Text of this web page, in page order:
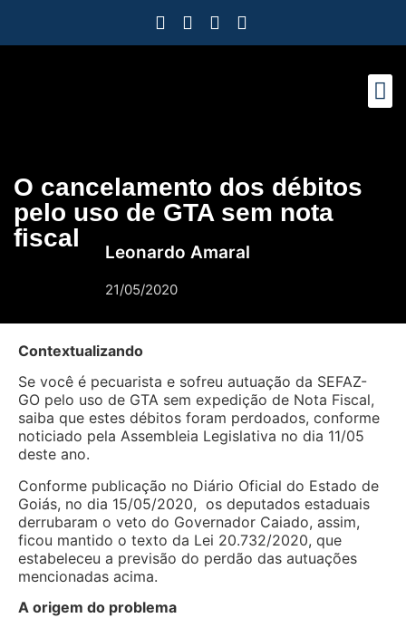
O cancelamento dos débitos
pelo uso de GTA sem nota
fiscal
Leonardo Amaral
21/05/2020
Contextualizando
Se você é pecuarista e sofreu autuação da SEFAZ-
GO pelo uso de GTA sem expedição de Nota Fiscal,
saiba que estes débitos foram perdoados, conforme
noticiado pela Assembleia Legislativa no dia 11/05
deste ano.
Conforme publicação no Diário Oficial do Estado de
Goiás, no dia 15/05/2020, os deputados estaduais
derrubaram o veto do Governador Caiado, assim,
ficou mantido o texto da Lei 20.732/2020, que
estabeleceu a previsão do perdão das autuações
mencionadas acima.
A origem do problema